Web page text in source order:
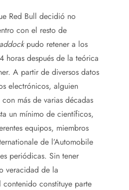
Red Bull decidió no
con el resto de
pudo retener a los
horas después de la teórica
A partir de diversos datos
electrónicos, alguien
más de varias décadas
un mínimo de científicos,
equipos, miembros
de l’Automobile
periódicas. Sin tener
veracidad de la
constituye parte